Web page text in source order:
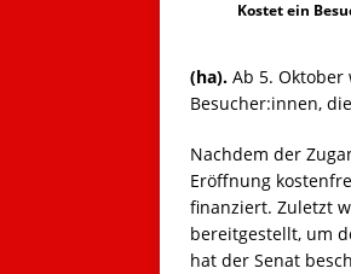
Kostet ein
(ha). Ab 5.
Besucher:innen,
Nachdem der
Eröffnung
finanziert. Zuletzt
bereitgestellt, um
hat der Senat